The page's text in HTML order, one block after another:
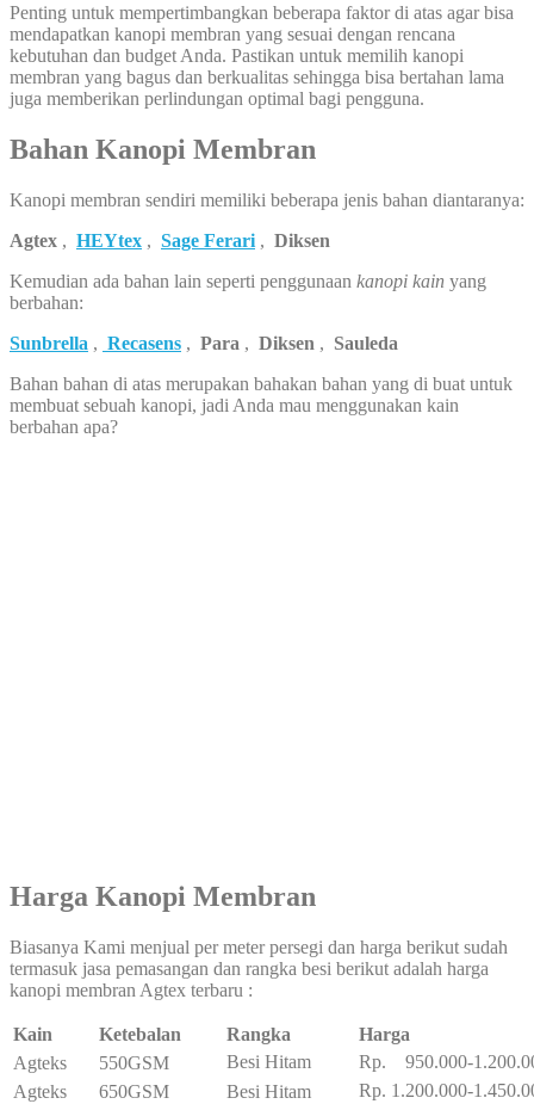
Penting untuk mempertimbangkan beberapa faktor di atas agar bisa
mendapatkan kanopi membran yang sesuai dengan rencana
kebutuhan dan budget Anda. Pastikan untuk memilih kanopi
membran yang bagus dan berkualitas sehingga bisa bertahan lama
juga memberikan perlindungan optimal bagi pengguna.
Bahan Kanopi Membran
Kanopi membran sendiri memiliki beberapa jenis bahan diantaranya:
Agtex , HEYtex , Sage Ferari , Diksen
Kemudian ada bahan lain seperti penggunaan kanopi kain yang
berbahan:
Sunbrella , Recasens , Para , Diksen , Sauleda
Bahan bahan di atas merupakan bahakan bahan yang di buat untuk
membuat sebuah kanopi, jadi Anda mau menggunakan kain
berbahan apa?
Harga Kanopi Membran
Biasanya Kami menjual per meter persegi dan harga berikut sudah
termasuk jasa pemasangan dan rangka besi berikut adalah harga
kanopi membran Agtex terbaru :
Kain Ketebalan Rangka
Harga
Agteks
550GSM Besi Hitam
Rp. 950.000-
Agteks
650GSM Besi Hitam
Rp. 1.200.000-